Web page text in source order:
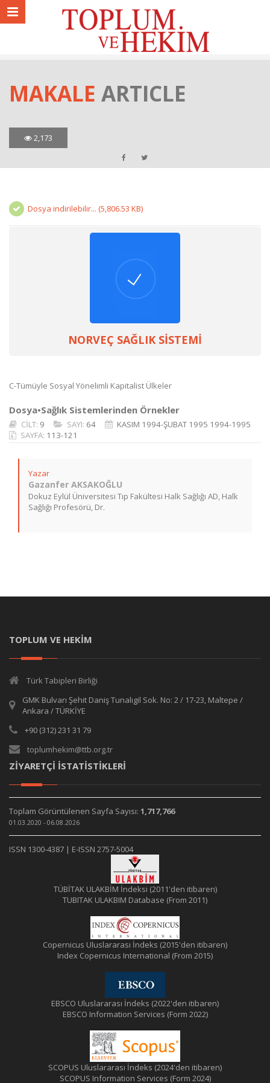
MAKALE ARTICLE
2,173
Dosya indirilebilir... (5,806.53 KB)
NORVEÇ SAĞLIK SİSTEMİ
C-Tümüyle Sosyal Yönelimli Kapitalist Ülkeler
Dosya•Sağlık Sistemlerinden Örnekler
CİLT: 9 SAYI: 64
KASIM 1994-ŞUBAT 1995 1994-1995
SAYFA: 113-121
Yazar
Gazanfer AKSAKOĞLU
Dokuz Eylül Üniversitesi Tıp Fakültesi Halk Sağlığı AD, Halk
Sağlığı Profesörü, Dr.
TOPLUM VE HEKİM
Türk Tabipleri Birliği
GMK Bulvarı Şehit Daniş Tunalıgil Sok. No: 2 / 17-23, Maltepe /
Ankara / TÜRKİYE
+90 (312) 231 31 79
toplumhekim@ttb.org.tr
ZİYARETÇİ İSTATİSTİKLERİ
Toplam Görüntülenen Sayfa Sayısı: 1,717,766
01.03.2020 - 06.08.2026
ISSN 1300-4387 | E-ISSN 2757-5004
TÜBİTAK ULAKBİM İndeksi (2011'den itibaren)
TUBITAK ULAKBIM Database (From 2011)
Copernicus Uluslararası İndeks (2015'den itibaren)
Index Copernicus International (From 2015)
EBSCO Uluslararası İndeks (2022'den itibaren)
EBSCO Information Services (Form 2022)
SCOPUS Uluslararası İndeks (2024'den itibaren)
SCOPUS Information Services (Form 2024)